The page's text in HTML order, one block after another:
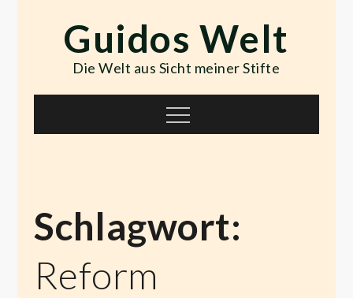
contentGuidos Welt
Die Welt aus Sicht meiner Stifte
Menu
Schlagwort:
Reform